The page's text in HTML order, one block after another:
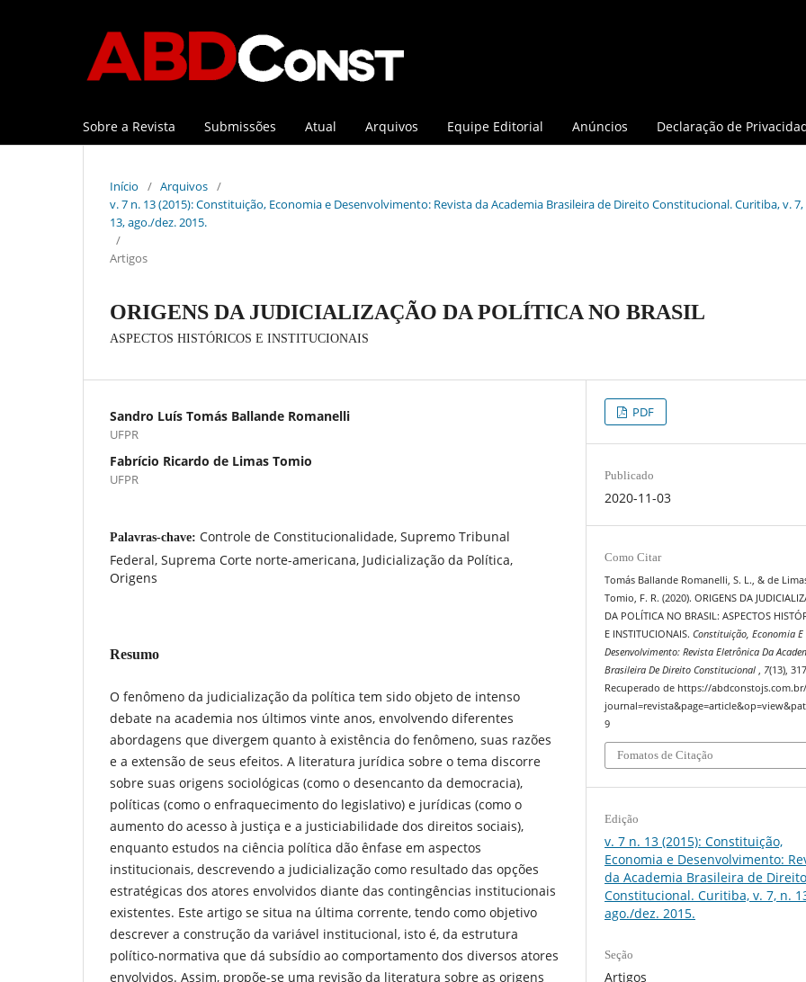
Sobre a Revista Submissões Atual Arquivos Equipe Editorial Anúncios Declaração de
Início / Arquivos /
v. 7 n. 13 (2015): Constituição, Economia e Desenvolvimento: Revista da Academia Brasileira de Direito Constitucional. Curitiba, v. 7,
13, ago./dez. 2015.
/
Artigos
ORIGENS DA JUDICIALIZAÇÃO DA POLÍTICA NO BRASIL
ASPECTOS HISTÓRICOS E INSTITUCIONAIS
Sandro Luís Tomás Ballande Romanelli
UFPR
Fabrício Ricardo de Limas Tomio
UFPR
Palavras-chave: Controle de Constitucionalidade, Supremo Tribunal
Federal, Suprema Corte norte-americana, Judicialização da Política,
Origens
Resumo
O fenômeno da judicialização da política tem sido objeto de intenso
debate na academia nos últimos vinte anos, envolvendo diferentes
abordagens que divergem quanto à existência do fenômeno, suas razões
e a extensão de seus efeitos. A literatura jurídica sobre o tema discorre
sobre suas origens sociológicas (como o desencanto da democracia),
políticas (como o enfraquecimento do legislativo) e jurídicas (como o
aumento do acesso à justiça e a justiciabilidade dos direitos sociais),
enquanto estudos na ciência política dão ênfase em aspectos
institucionais, descrevendo a judicialização como resultado das opções
estratégicas dos atores envolvidos diante das contingências institucionais
existentes. Este artigo se situa na última corrente, tendo como objetivo
descrever a construção da variável institucional, isto é, da estrutura
político-normativa que dá subsídio ao comportamento dos diversos atores
envolvidos. Assim, propõe-se uma revisão da literatura sobre as origens
PDF
Publicado
2020-11-03
Como Citar
Tomás Ballande Romanelli, S. L., & de
Tomio, F. R. (2020). ORIGENS DA
DA POLÍTICA NO BRASIL: ASPECTOS
E INSTITUCIONAIS.Constituição, Economia E
Desenvolvimento: Revista Eletrônica Da
Brasileira De Direito Constitucional, 7(13),
Recuperado de https://
9
Fomatos de Citação
Edição
v. 7 n. 13 (2015): Constituição,
Economia e Desenvolvimento:
da Academia Brasileira de Direito
Constitucional. Curitiba, v. 7, n.
ago./dez. 2015.
Seção
Artigos